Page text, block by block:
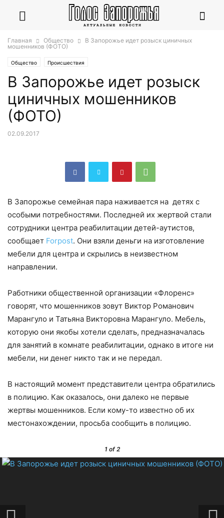
Главная Общество
В Запорожье идет розыск циничных
мошенников (ФОТО)
Общество Происшествия
В Запорожье идет розыск
циничных мошенников
(ФОТО)
02.09.2017
В Запорожье семейная пара наживается на детях с
особыми потребностями. Последней их жертвой стали
сотрудники центра реабилитации детей-аутистов,
сообщает Forpost. Они взяли деньги на изготовление
мебели для центра и скрылись в неизвестном
направлении.
Работники общественной организации «Флоренс»
говорят, что мошенников зовут Виктор Романович
Марангуло и Татьяна Викторовна Марангуло. Мебель,
которую они якобы хотели сделать, предназначалась
для занятий в комнате реабилитации, однако в итоге ни
мебели, ни денег никто так и не передал.
В настоящий момент представители центра обратились
в полицию. Как оказалось, они далеко не первые
жертвы мошенников. Если кому-то известно об их
местонахождении, просьба сообщить в полицию.
1of 2